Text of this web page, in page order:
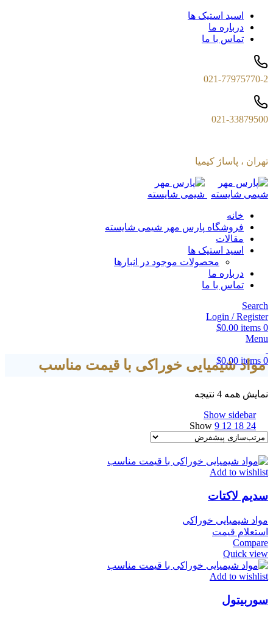
اسید استیک ها
درباره ما
تماس با ما
021-77975770-2
021-33879500
تهران ، پاساژ کیمیا
خانه
فروشگاه پارس مهر شیمی شایسته
مقالات
اسید استیک ها
محصولات موجود در انبارها
درباره ما
تماس با ما
Search
Login / Register
0
items
$0.00
Menu
0
items
$0.00
مواد شیمیایی خوراکی با قیمت مناسب
نمایش همه 4 نتیجه
Show sidebar
Show 9 12 18 24
Add to wishlist
سدیم لاکتات
مواد شیمیایی خوراکی
استعلام قیمت
Compare
Quick view
Add to wishlist
سوربیتول